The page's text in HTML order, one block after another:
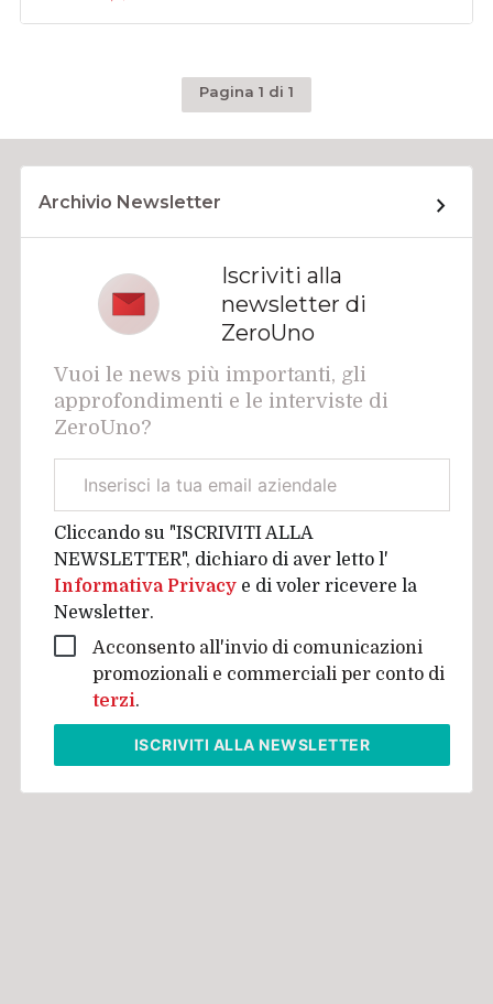
Pagina 1 di 1
Archivio Newsletter
Iscriviti alla
newsletter di
ZeroUno
Vuoi le news più importanti, gli
approfondimenti e le interviste di
ZeroUno?
aziendale
Cliccando su "ISCRIVITI ALLA
NEWSLETTER", dichiaro di aver letto l'
Informativa Privacy e di voler ricevere la
Newsletter.
Acconsento all'invio di comunicazioni
promozionali e commerciali per conto di
terzi.
ISCRIVITI ALLA NEWSLETTER